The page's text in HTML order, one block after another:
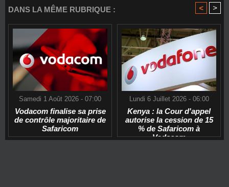
DANS LA MÊME RUBRIQUE : < >
Samedi 1 Août 2026 - 07:00
Vodacom finalise sa prise
de contrôle majoritaire de
Safaricom
Lundi 6 Juillet 2026 - 06:00
Kenya : la Cour d'appel
autorise la cession de 15
% de Safaricom à
Vodacom